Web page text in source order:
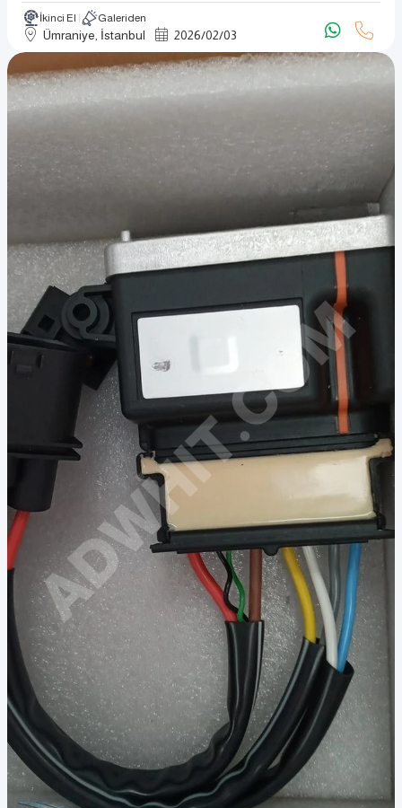
İkinci El Galeriden
Ümraniye, İstanbul 2026/02/03